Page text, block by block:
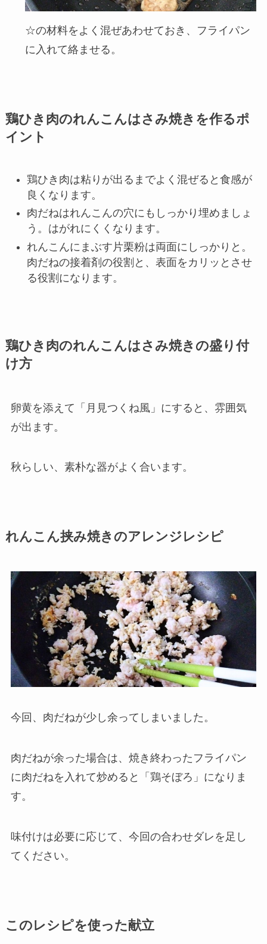
☆の材料をよく混ぜあわせておき、フライパン
に入れて絡ませる。
鶏ひき肉のれんこんはさみ焼きを作るポ
イント
鶏ひき肉は粘りが出るまでよく混ぜると食感が
良くなります。
肉だねはれんこんの穴にもしっかり埋めましょ
う。はがれにくくなります。
れんこんにまぶす片栗粉は両面にしっかりと。
肉だねの接着剤の役割と、表面をカリッとさせ
る役割になります。
鶏ひき肉のれんこんはさみ焼きの盛り付
け方
卵黄を添えて「月見つくね風」にすると、雰囲気
が出ます。
秋らしい、素朴な器がよく合います。
れんこん挟み焼きのアレンジレシピ
今回、肉だねが少し余ってしまいました。
肉だねが余った場合は、焼き終わったフライパン
に肉だねを入れて炒めると「鶏そぼろ」になりま
す。
味付けは必要に応じて、今回の合わせダレを足し
てください。
このレシピを使った献立